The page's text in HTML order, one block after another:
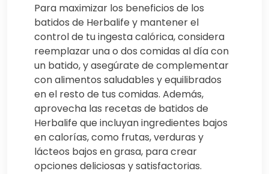
Para maximizar los beneficios de los
batidos de Herbalife y mantener el
control de tu ingesta calórica, considera
reemplazar una o dos comidas al día con
un batido, y asegúrate de complementar
con alimentos saludables y equilibrados
en el resto de tus comidas. Además,
aprovecha las recetas de batidos de
Herbalife que incluyan ingredientes bajos
en calorías, como frutas, verduras y
lácteos bajos en grasa, para crear
opciones deliciosas y satisfactorias.